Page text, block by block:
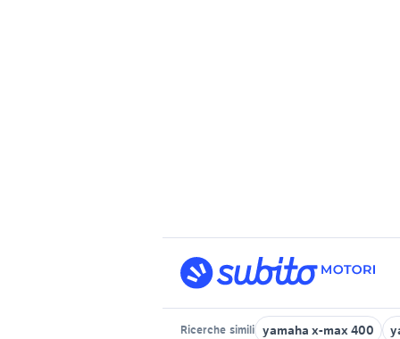
Ricerche simili yamaha x-max 400